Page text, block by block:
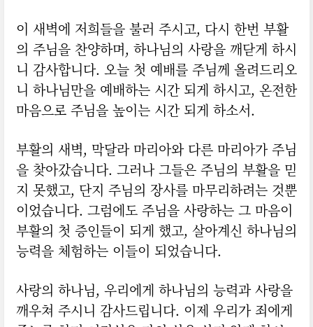
이 새벽에 저희들을 불러 주시고, 다시 한번 부활
의 주님을 찬양하며, 하나님의 사랑을 깨닫게 하시
니 감사합니다. 오늘 첫 예배를 주님께 올려드리오
니 하나님만을 예배하는 시간 되게 하시고, 온전한
마음으로 주님을 높이는 시간 되게 하소서.
부활의 새벽, 막달라 마리아와 다른 마리아가 주님
을 찾아갔습니다. 그러나 그들은 주님의 부활을 믿
지 못했고, 단지 주님의 장사를 마무리하려는 것뿐
이었습니다. 그럼에도 주님을 사랑하는 그 마음이
부활의 첫 증인들이 되게 했고, 살아계신 하나님의
능력을 체험하는 이들이 되었습니다.
사랑의 하나님, 우리에게 하나님의 능력과 사랑을
깨우쳐 주시니 감사드립니다. 이제 우리가 죄에게